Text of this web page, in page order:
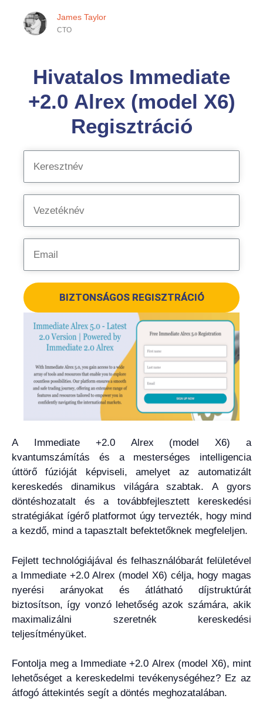
James Taylor
CTO
Hivatalos Immediate
+2.0 Alrex (model X6)
Regisztráció
BIZTONSÁGOS REGISZTRÁCIÓ
A Immediate +2.0 Alrex (model X6) a
kvantumszámítás és a mesterséges intelligencia
úttörő fúzióját képviseli, amelyet az automatizált
kereskedés dinamikus világára szabtak. A gyors
döntéshozatalt és a továbbfejlesztett kereskedési
stratégiákat ígérő platformot úgy tervezték, hogy mind
a kezdő, mind a tapasztalt befektetőknek megfeleljen.
Fejlett technológiájával és felhasználóbarát felületével
a Immediate +2.0 Alrex (model X6) célja, hogy magas
nyerési arányokat és átlátható díjstruktúrát
biztosítson, így vonzó lehetőség azok számára, akik
maximalizálni szeretnék kereskedési
teljesítményüket.
Fontolja meg a Immediate +2.0 Alrex (model X6), mint
lehetőséget a kereskedelmi tevékenységéhez? Ez az
átfogó áttekintés segít a döntés meghozatalában.